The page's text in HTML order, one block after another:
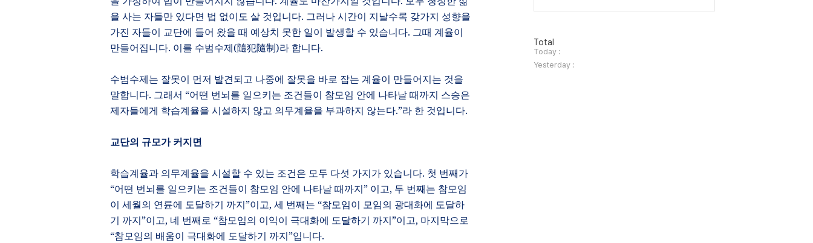
을 사는 자들만 있다면 법 없이도 살 것입니다. 그러나 시간이 지날수록 갖가지 성향을
가진 자들이 교단에 들어 왔을 때 예상치 못한 일이 발생할 수 있습니다. 그때 계율이
만들어집니다. 이를 수범수제(隨犯隨制)라 합니다.
수범수제는 잘못이 먼저 발견되고 나중에 잘못을 바로 잡는 계율이 만들어지는 것을
말합니다. 그래서 “어떤 번뇌를 일으키는 조건들이 참모임 안에 나타날 때까지 스승은
제자들에게 학습계율을 시설하지 않고 의무계율을 부과하지 않는다.”라 한 것입니다.
교단의 규모가 커지면
학습계율과 의무계율을 시설할 수 있는 조건은 모두 다섯 가지가 있습니다. 첫 번째가
“어떤 번뇌를 일으키는 조건들이 참모임 안에 나타날 때까지” 이고, 두 번째는 참모임
이 세월의 연륜에 도달하기 까지”이고, 세 번째는 “참모임이 모임의 광대화에 도달하
기 까지”이고, 네 번째로 “참모임의 이익이 극대화에 도달하기 까지”이고, 마지막으로
“참모임의 배움이 극대화에 도달하기 까지”입니다.
방
문
자
수
Total
Today :
Yesterday :